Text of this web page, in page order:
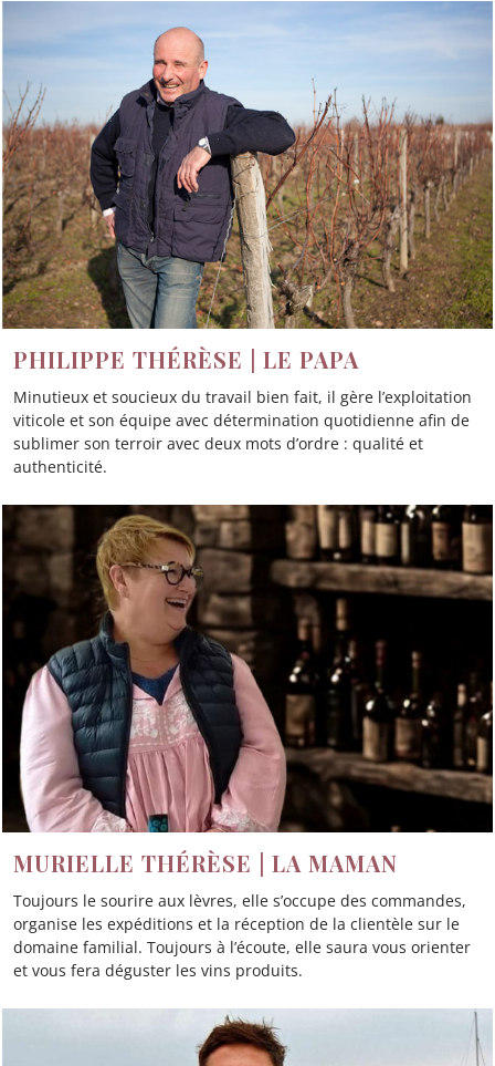
PHILIPPE THÉRÈSE | LE PAPA
Minutieux et soucieux du travail bien fait, il gère l’exploitation
viticole et son équipe avec détermination quotidienne afin de
sublimer son terroir avec deux mots d’ordre : qualité et
authenticité.
MURIELLE THÉRÈSE | LA MAMAN
Toujours le sourire aux lèvres, elle s’occupe des commandes,
organise les expéditions et la réception de la clientèle sur le
domaine familial. Toujours à l’écoute, elle saura vous orienter
et vous fera déguster les vins produits.